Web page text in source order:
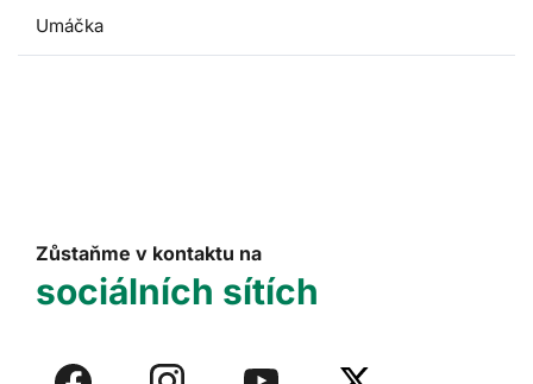
Umáčka
Zůstaňme v kontaktu na
sociálních sítích